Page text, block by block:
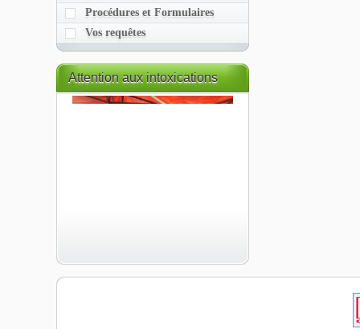
Procédures et Formulaires
Vos requêtes
Attentionaux intoxications
alimentaires